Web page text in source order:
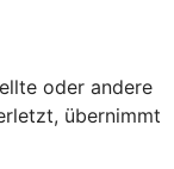
oder andere
übernimmt